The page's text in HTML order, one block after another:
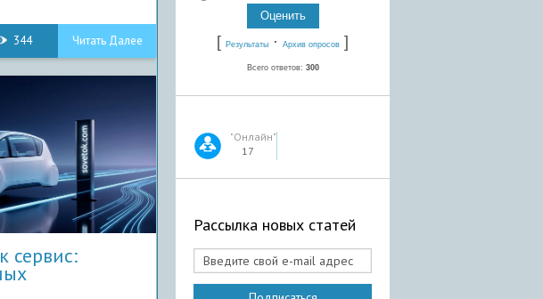
344 Читать Далее
сервис:
[ Результаты · Архив опросов ]
Всего ответов: 300
"Онлайн"
17
Рассылка новых статей